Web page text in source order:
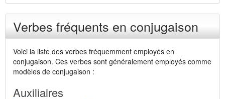
Verbes fréquents en conjugaison
Voici la liste des verbes fréquemment employés en
conjugaison. Ces verbes sont généralement employés comme
modèles de conjugaison :
Auxiliaires